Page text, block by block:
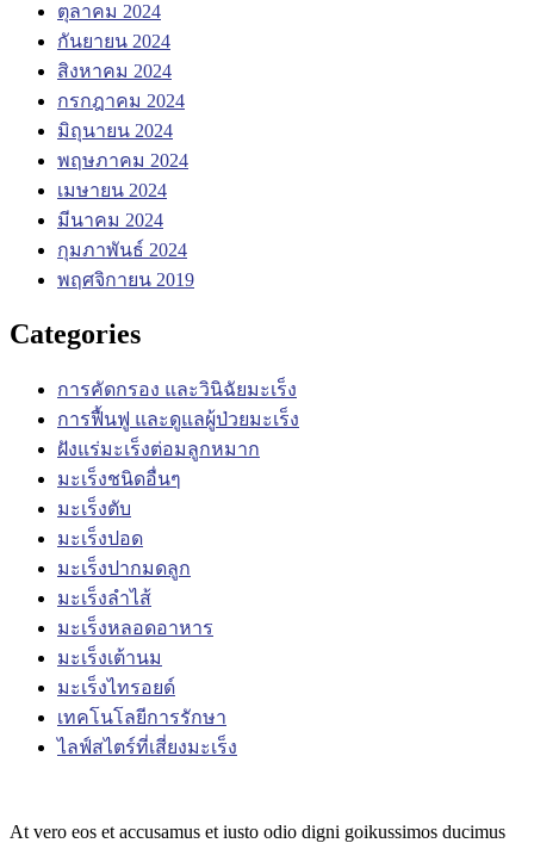
ตุลาคม 2024
กันยายน 2024
สิงหาคม 2024
กรกฎาคม 2024
มิถุนายน 2024
พฤษภาคม 2024
เมษายน 2024
มีนาคม 2024
กุมภาพันธ์ 2024
พฤศจิกายน 2019
Categories
การคัดกรอง และวินิฉัยมะเร็ง
การฟื้นฟู และดูแลผู้ป่วยมะเร็ง
ฝังแร่มะเร็งต่อมลูกหมาก
มะเร็งชนิดอื่นๆ
มะเร็งตับ
มะเร็งปอด
มะเร็งปากมดลูก
มะเร็งลำไส้
มะเร็งหลอดอาหาร
มะเร็งเต้านม
มะเร็งไทรอยด์
เทคโนโลยีการรักษา
ไลฟ์สไตร์ที่เสี่ยงมะเร็ง
At vero eos et accusamus et iusto odio digni goikussimos ducimus